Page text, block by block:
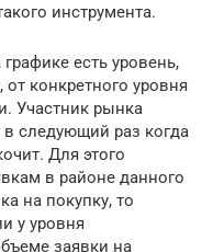
инструмента.
есть уровень,
конкретного уровня
Участник рынка
в следующий раз когда
Для этого
в районе данного
на покупку, то
у уровня
заявки на